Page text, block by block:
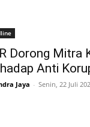
Dorong Mitra
Anti
Jaya - Senin, 22 Juli